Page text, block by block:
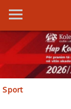
Sport